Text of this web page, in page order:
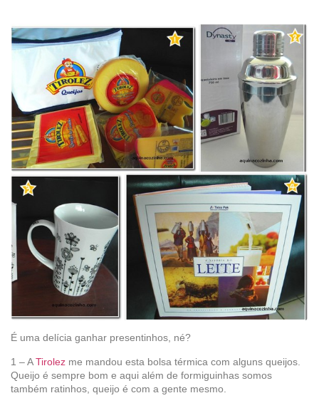
É uma delícia ganhar presentinhos, né?
1 – ATirolez me mandou esta bolsa térmica com alguns queijos.
Queijo é sempre bom e aqui além de formiguinhas somos
também ratinhos, queijo é com a gente mesmo.